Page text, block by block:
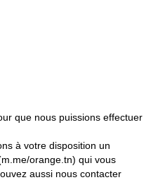
que nous puissions effectuer
à votre disposition un
orange.tn) qui vous
aussi nous contacter